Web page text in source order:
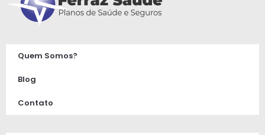
Quem Somos?
Blog
Contato